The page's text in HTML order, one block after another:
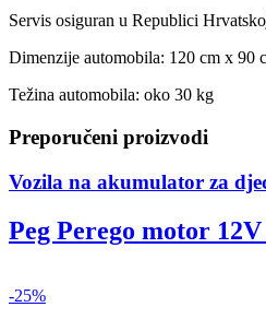
Servis osiguran u Republici
Dimenzije automobila: 120 cm x 90
Težina automobila: oko 30 kg
Preporučeni proizvodi
Vozila na akumulator za
Peg Perego motor
-25%